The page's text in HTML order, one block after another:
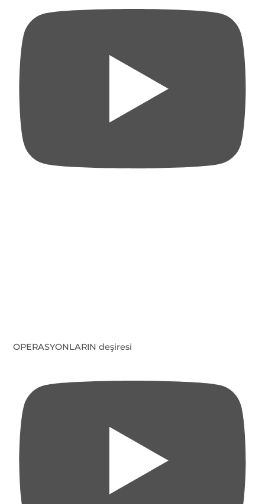
OPERASYONLARIN deşiresi